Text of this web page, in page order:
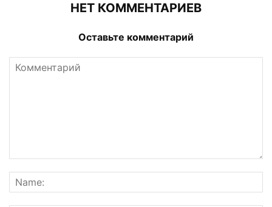
НЕТ КОММЕНТАРИЕВ
Оставьте комментарий